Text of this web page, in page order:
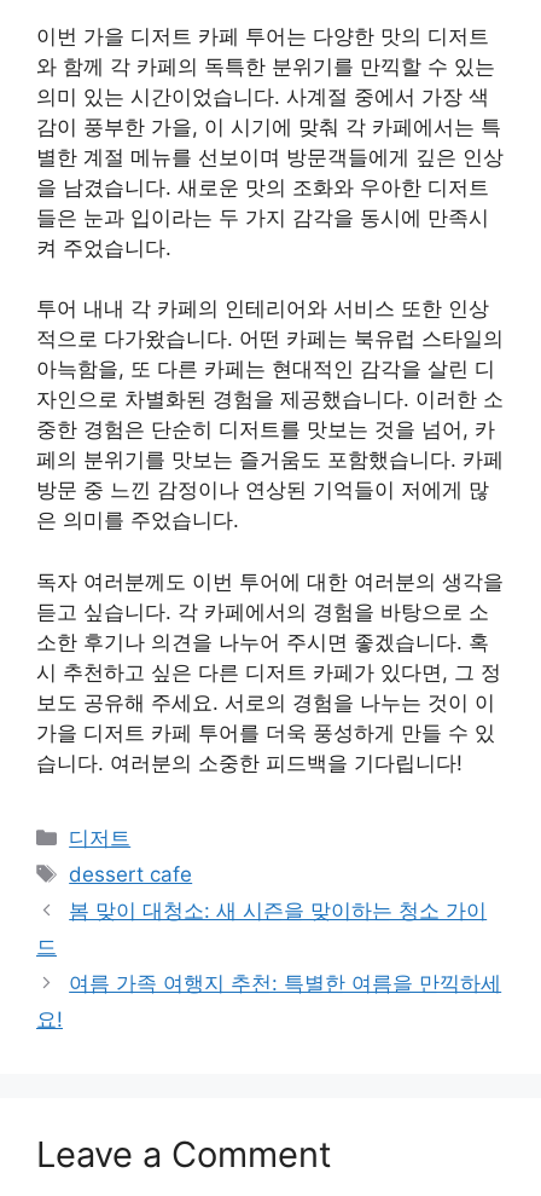
이번 가을 디저트 카페 투어는 다양한 맛의 디저트
와 함께 각 카페의 독특한 분위기를 만끽할 수 있는
의미 있는 시간이었습니다. 사계절 중에서 가장 색
감이 풍부한 가을, 이 시기에 맞춰 각 카페에서는 특
별한 계절 메뉴를 선보이며 방문객들에게 깊은 인상
을 남겼습니다. 새로운 맛의 조화와 우아한 디저트
들은 눈과 입이라는 두 가지 감각을 동시에 만족시
켜 주었습니다.
투어 내내 각 카페의 인테리어와 서비스 또한 인상
적으로 다가왔습니다. 어떤 카페는 북유럽 스타일의
아늑함을, 또 다른 카페는 현대적인 감각을 살린 디
자인으로 차별화된 경험을 제공했습니다. 이러한 소
중한 경험은 단순히 디저트를 맛보는 것을 넘어, 카
페의 분위기를 맛보는 즐거움도 포함했습니다. 카페
방문 중 느낀 감정이나 연상된 기억들이 저에게 많
은 의미를 주었습니다.
독자 여러분께도 이번 투어에 대한 여러분의 생각을
듣고 싶습니다. 각 카페에서의 경험을 바탕으로 소
소한 후기나 의견을 나누어 주시면 좋겠습니다. 혹
시 추천하고 싶은 다른 디저트 카페가 있다면, 그 정
보도 공유해 주세요. 서로의 경험을 나누는 것이 이
가을 디저트 카페 투어를 더욱 풍성하게 만들 수 있
습니다. 여러분의 소중한 피드백을 기다립니다!
Categories
디저트
Tags
dessert cafe
봄 맞이 대청소: 새 시즌을 맞이하는 청소 가이
드
여름 가족 여행지 추천: 특별한 여름을 만끽하세
요!
Leave a Comment